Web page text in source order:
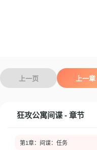
上一页 上一章
狂攻公寓间谍 - 章节
第1章：间谍：任务